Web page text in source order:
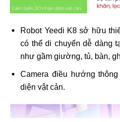
Robot Yeedi K8 sở hữu
có thể di chuyển dễ dàng
như gầm giường, tủ, bàn,
Camera điều hướng
diện vật cản.